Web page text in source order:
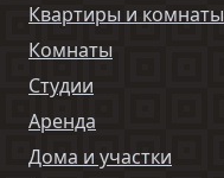
Квартиры и комнаты
Комнаты
Студии
Аренда
Дома и участки